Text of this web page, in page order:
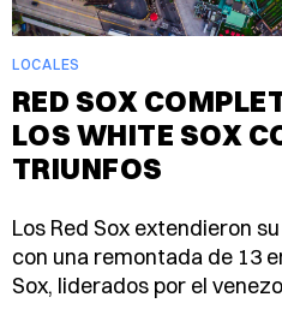
LOCALES
RED SOX
LOS WHITE SOX
TRIUNFOS
Los Red Sox extendieron
con una remontada de 13
Sox, liderados por el